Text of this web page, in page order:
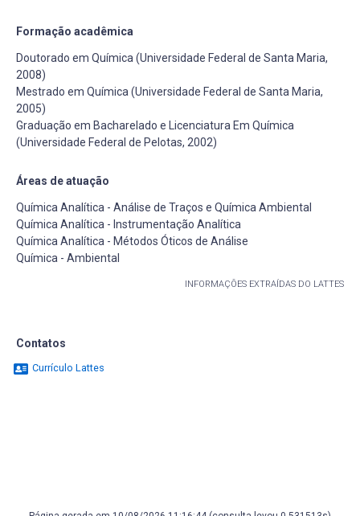
Formação acadêmica
Doutorado em Química (Universidade Federal de Santa Maria,
2008)
Mestrado em Química (Universidade Federal de Santa Maria,
2005)
Graduação em Bacharelado e Licenciatura Em Química
(Universidade Federal de Pelotas, 2002)
Áreas de atuação
Química Analítica - Análise de Traços e Química Ambiental
Química Analítica - Instrumentação Analítica
Química Analítica - Métodos Óticos de Análise
Química - Ambiental
INFORMAÇÕES EXTRAÍDAS DO LATTES
Contatos
Currículo Lattes